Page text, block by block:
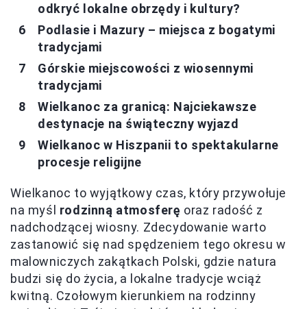
odkryć lokalne obrzędy i kultury?
Podlasie i Mazury – miejsca z bogatymi
tradycjami
Górskie miejscowości z wiosennymi
tradycjami
Wielkanoc za granicą: Najciekawsze
destynacje na świąteczny wyjazd
Wielkanoc w Hiszpanii to spektakularne
procesje religijne
Wielkanoc to wyjątkowy czas, który przywołuje
na myśl rodzinną atmosferę oraz radość z
nadchodzącej wiosny. Zdecydowanie warto
zastanowić się nad spędzeniem tego okresu w
malowniczych zakątkach Polski, gdzie natura
budzi się do życia, a lokalne tradycje wciąż
kwitną. Czołowym kierunkiem na rodzinny